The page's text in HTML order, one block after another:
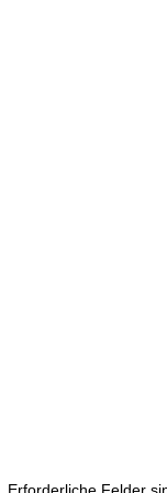
Erforderliche Felder